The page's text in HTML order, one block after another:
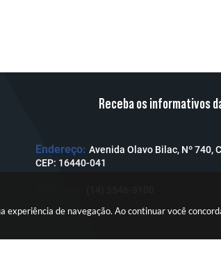
de navegação. Ao continuar você
Receba os informativos
Endereço: Avenida Olavo Bilac, Nº 740,
CEP: 16440-041